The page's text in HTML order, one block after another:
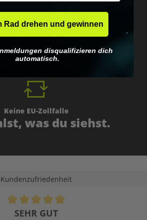
& neutral
verpackt.
Keine EU-Zollfalle
was du siehst.
Kundenzufriedenheit
von 4.9 von 5 Sternen
SEHR GUT
Rad drehen und gewinnen
disqualifizieren dich
automatisch.